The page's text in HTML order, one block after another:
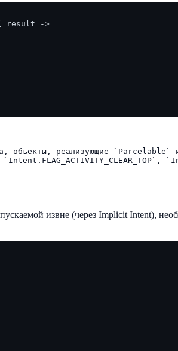
result ->
объекты, реализующие `Parcelable`
извне (через Implicit Intent),